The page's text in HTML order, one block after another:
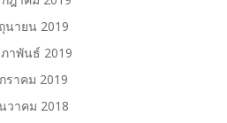
นายน 2019
าพันธ์ 2019
ราคม 2019
วาคม 2018